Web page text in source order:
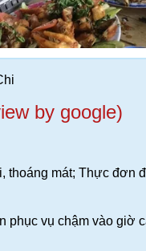
by google)
thoáng mát; Thực đơn
phục vụ chậm vào giờ